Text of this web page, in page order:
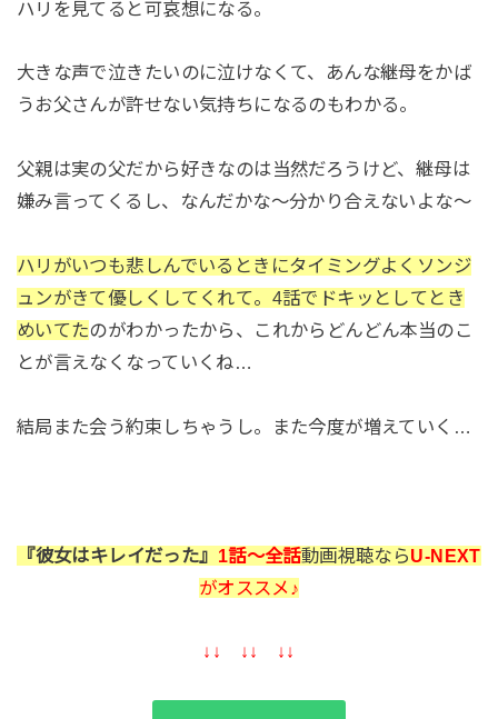
ハリを見てると可哀想になる。
大きな声で泣きたいのに泣けなくて、あんな継母をかば
うお父さんが許せない気持ちになるのもわかる。
父親は実の父だから好きなのは当然だろうけど、継母は
嫌み言ってくるし、なんだかな～分かり合えないよな～
ハリがいつも悲しんでいるときにタイミングよくソンジ
ュンがきて優しくしてくれて。4話でドキッとしてとき
めいてたのがわかったから、これからどんどん本当のこ
とが言えなくなっていくね…
結局また会う約束しちゃうし。また今度が増えていく…
『彼女はキレイだった』 1話～全話動画視聴ならU-NEXT
がオススメ♪
↓↓ ↓↓ ↓↓